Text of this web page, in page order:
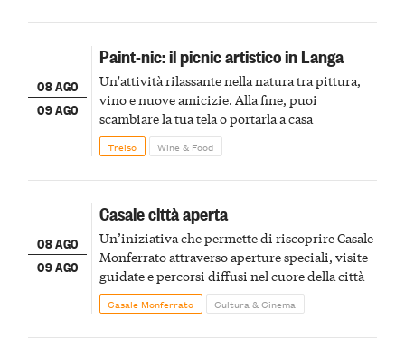
08 AGO
09 AGO
Paint-nic: il picnic artistico in Langa
Un'attività rilassante nella natura tra pittura,
vino e nuove amicizie. Alla fine, puoi
scambiare la tua tela o portarla a casa
Treiso Wine & Food
08 AGO
09 AGO
Casale città aperta
Un’iniziativa che permette di riscoprire Casale
Monferrato attraverso aperture speciali, visite
guidate e percorsi diffusi nel cuore della città
Casale Monferrato Cultura & Cinema